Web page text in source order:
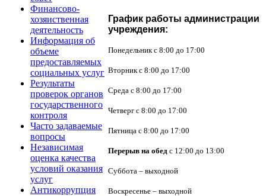
Финансово-
хозяиственная
деятельность
Информация об
объеме
предоставляемых
социальных услуг
Результаты
проверок органов
государственного
контроля
Часто задаваемые
вопросы
Независимая
оценка качества
условий оказания
услуг
Антикоррупция
График работы администрации
учреждения:
Понедельник с 8:00 до 17:00
Вторник с 8:00 до 17:00
Среда с 8:00 до 17:00
Четверг с 8:00 до 17:00
Пятница с 8:00 до 17:00
Перерыв на обед с 12:00 до 13:00
Суббота – выходной
Воскресенье – выходной